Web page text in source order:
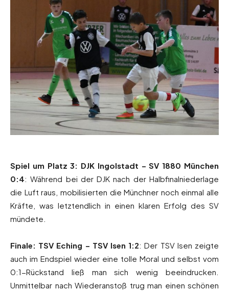
Spiel um Platz 3: DJK Ingolstadt – SV 1880 München
0:4: Während bei der DJK nach der Halbfinalniederlage
die Luft raus, mobilisierten die Münchner noch einmal alle
Kräfte, was letztendlich in einen klaren Erfolg des SV
mündete.
Finale: TSV Eching – TSV Isen 1:2: Der TSV Isen zeigte
auch im Endspiel wieder eine tolle Moral und selbst vom
0:1-Rückstand ließ man sich wenig beeindrucken.
Unmittelbar nach Wiederanstoß trug man einen schönen